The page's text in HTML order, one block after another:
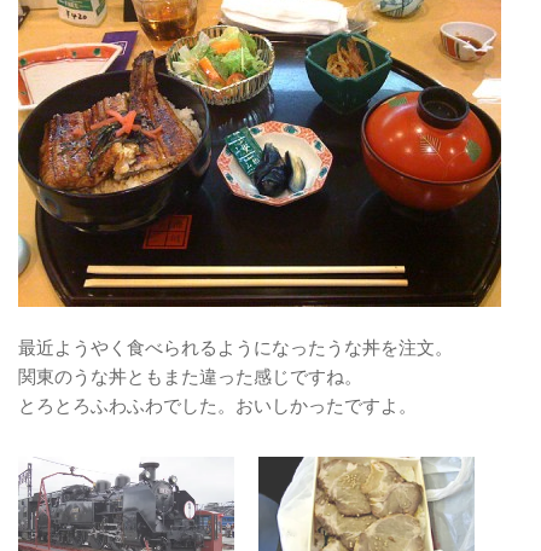
最近ようやく食べられるようになったうな丼を注文。
関東のうな丼ともまた違った感じですね。
とろとろふわふわでした。おいしかったですよ。